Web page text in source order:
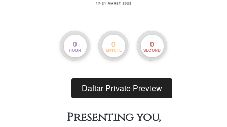
0
HOUR
0
MINUTE
0
SECOND
`Daftar Private Preview
Presenting you,